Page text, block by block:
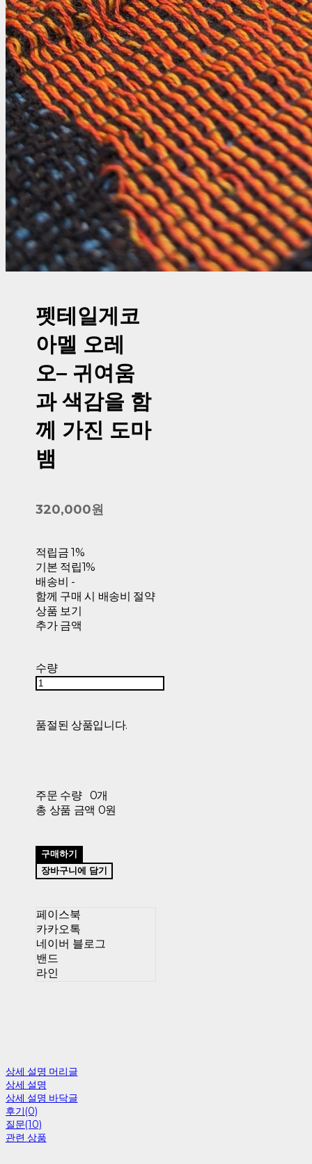
펫테일게코
아멜 오레
오– 귀여움
과 색감을 함
께 가진 도마
뱀
320,000원
적립금 1%
기본 적립1%
배송비 -
함께 구매 시 배송비 절약
상품 보기
추가 금액
수량
품절된 상품입니다.
주문 수량
0개
총 상품 금액 0원
구매하기
장바구니에 담기
페이스북
카카오톡
네이버 블로그
밴드
라인
상세 설명 머리글
상세 설명
상세 설명 바닥글
후기(0)
질문(10)
관련 상품